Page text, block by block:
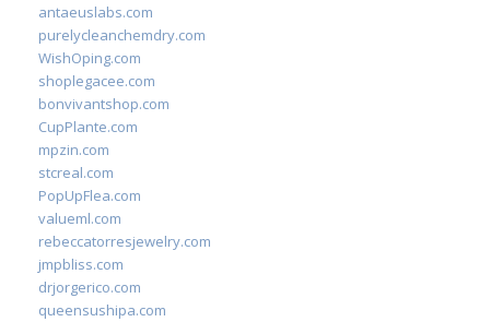
antaeuslabs.com
purelycleanchemdry.com
WishOping.com
shoplegacee.com
bonvivantshop.com
CupPlante.com
mpzin.com
stcreal.com
PopUpFlea.com
valueml.com
rebeccatorresjewelry.com
jmpbliss.com
drjorgerico.com
queensushipa.com